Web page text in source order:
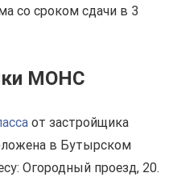
со сроком сдачи в 3
МОНС
от застройщика
в Бутырском
Огородный проезд, 20.